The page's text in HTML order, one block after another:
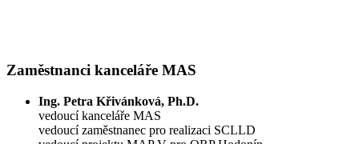
Zaměstnanci kanceláře MAS
Ing. Petra Křivánková, Ph.D.
vedoucí kanceláře MAS
vedoucí zaměstnanec pro realizaci SCLLD